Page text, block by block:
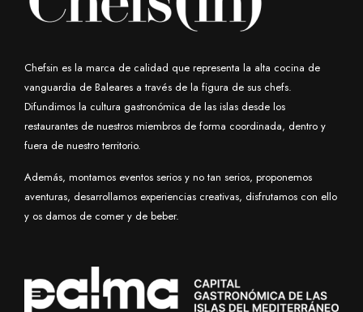
Chefsin es la marca de calidad que representa la alta cocina de
vanguardia de Baleares a través de la figura de sus chefs.
Difundimos la cultura gastronómica de las islas desde los
restaurantes de nuestros miembros de forma coordinada, dentro y
fuera de nuestro territorio.
Además, montamos eventos serios y no tan serios, proponemos
aventuras, desarrollamos experiencias creativas, disfrutamos con ello
y os damos de comer y de beber.